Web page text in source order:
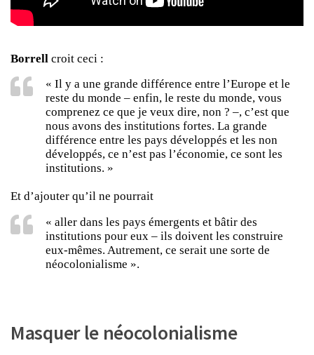
Borrell croit ceci :
« Il y a une grande différence entre l’Europe et le
reste du monde – enfin, le reste du monde, vous
comprenez ce que je veux dire, non ? –, c’est que
nous avons des institutions fortes. La grande
différence entre les pays développés et les non
développés, ce n’est pas l’économie, ce sont les
institutions. »
Et d’ajouter qu’il ne pourrait
« aller dans les pays émergents et bâtir des
institutions pour eux – ils doivent les construire
eux-mêmes. Autrement, ce serait une sorte de
néocolonialisme ».
Masquer le néocolonialisme